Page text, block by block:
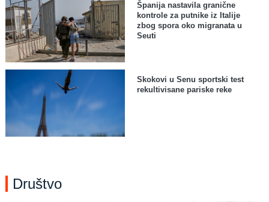
Španija nastavila granične
kontrole za putnike iz Italije
zbog spora oko migranata u
Seuti
Skokovi u Senu sportski test
rekultivisane pariske reke
Društvo